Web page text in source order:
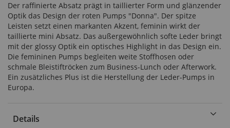
Der raffinierte Absatz prägt in taillierter Form und glänzender
Optik das Design der roten Pumps "Donna". Der spitze
Leisten setzt einen markanten Akzent, feminin wirkt der
taillierte mini Absatz. Das außergewöhnlich softe Leder bringt
mit der glossy Optik ein optisches Highlight in das Design ein.
Die femininen Pumps begleiten weite Stoffhosen oder
schmale Bleistiftröcken zum Business-Lunch oder Afterwork.
Ein zusätzliches Plus ist die Herstellung der Leder-Pumps in
Europa.
Details